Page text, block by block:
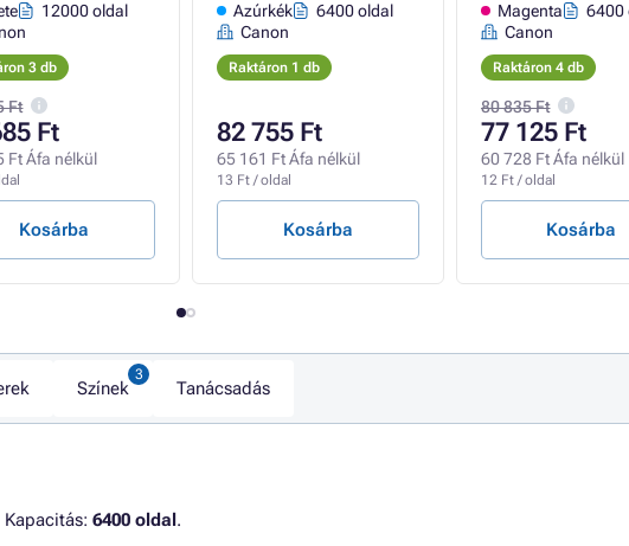
12000 oldal
3 db
Ft
Ft
Ft Áfa nélkül
Kosárba
Azúrkék
6400 oldal
Canon
Raktáron 1 db
82 755 Ft
65 161 Ft Áfa nélkül
13 Ft / oldal
Kosárba
Magenta
6400
Canon
Raktáron 4 db
80 835 Ft
77 125 Ft
60 728 Ft Áfa nélkül
12 Ft / oldal
Kosárba
Színek Tanácsadás
Kapacitás: 6400 oldal.